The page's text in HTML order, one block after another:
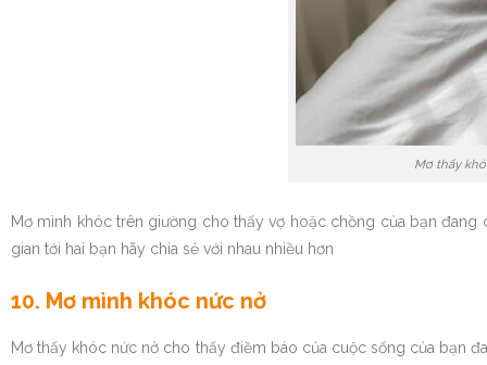
Mơ thấy
Mơ mình khóc trên giường cho thấy vợ hoặc chồng của bạn
gian tới hai bạn hãy chia sẻ với nhau nhiều hơn
10. Mơ mình khóc nức nở
Mơ thấy khóc nức nở cho thấy điềm báo của cuộc sống của bạn